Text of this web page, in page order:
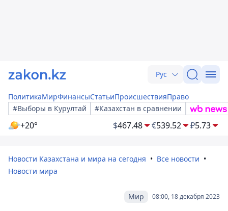
Рус
ПолитикаМирФинансыСтатьиПроисшествияПраво
#Выборы в Курултай
#Казахстан в сравнении
+20° $467.48 €539.52 ₽5.73
Новости Казахстана и мира на сегодня
Все новости
Новости мира
08:00, 18 декабря 2023
Мир